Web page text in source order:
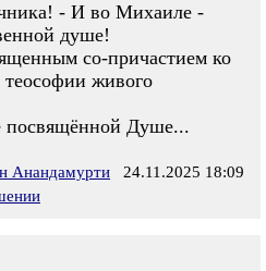
- И во Михаиле -
душе!
со-причастием ко
теософии живого
посвящённой Душе...
Анандамурти 24.11.2025 18:09